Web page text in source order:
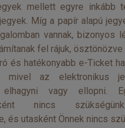
mellett egyre inkább
Míg a papír alapú
vannak, bizonyos
fel rájuk,
és hatékonyabb e-Ticket
mivel az elektronikus
elhagyni vagy ellopni.
nincs
és utasként Önnek nincs